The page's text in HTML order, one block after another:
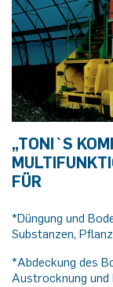
„TONI`S
FÜR
*Düngung und
Substanzen,
*Abdeckung des
Austrocknung und